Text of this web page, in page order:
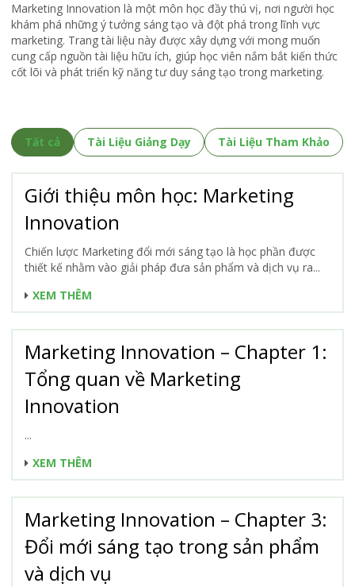
Marketing Innovation là một môn học đầy thú vị, nơi người học
khám phá những ý tưởng sáng tạo và đột phá trong lĩnh vực
marketing. Trang tài liệu này được xây dựng với mong muốn
cung cấp nguồn tài liệu hữu ích, giúp học viên nắm bắt kiến thức
cốt lõi và phát triển kỹ năng tư duy sáng tạo trong marketing.
Tất cả Tài Liệu Giảng Dạy Tài Liệu Tham Khảo
Giới thiệu môn học: Marketing
Innovation
Chiến lược Marketing đổi mới sáng tạo là học phần được
thiết kế nhằm vào giải pháp đưa sản phẩm và dịch vụ ra...
XEM THÊM
Marketing Innovation – Chapter 1:
Tổng quan về Marketing
Innovation
...
XEM THÊM
Marketing Innovation – Chapter 3:
Đổi mới sáng tạo trong sản phẩm
và dịch vụ